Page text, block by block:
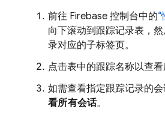
前往 Firebase 控制台中的“
向下滚动到跟踪记录表，
录对应的子标签页。
点击表中的跟踪名称以查看
如需查看指定跟踪记录的
看所有会话。